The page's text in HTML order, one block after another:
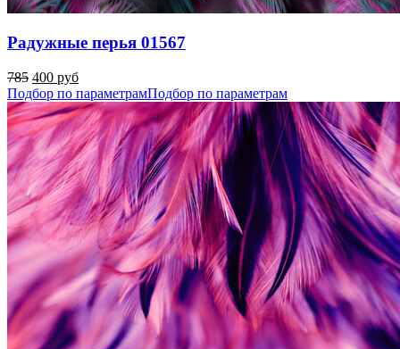
Радужные перья 01567
785 400 руб
Подбор по параметрамПодбор по параметрам